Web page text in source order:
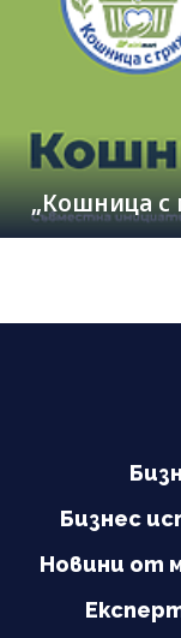
„Кошница с
Бизнес
Новини от